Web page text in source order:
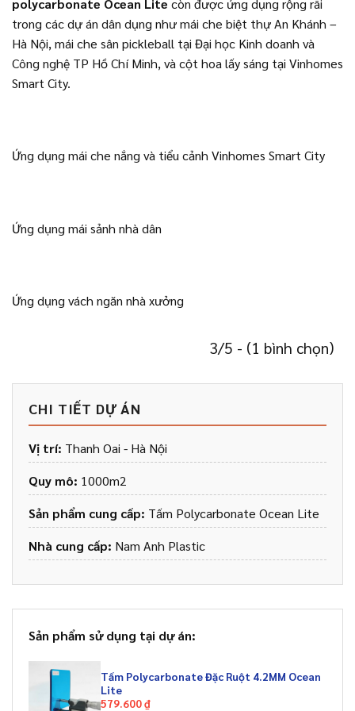
trong các dự án dân dụng như mái che biệt thự An Khánh –
Hà Nội, mái che sân pickleball tại Đại học Kinh doanh và
Công nghệ TP Hồ Chí Minh, và cột hoa lấy sáng tại Vinhomes
Smart City.
Ứng dụng mái che nắng và tiểu cảnh Vinhomes Smart City
Ứng dụng mái sảnh nhà dân
Ứng dụng vách ngăn nhà xưởng
3/5 - (1 bình chọn)
CHI TIẾT DỰ ÁN
Vị trí: Thanh Oai - Hà Nội
Quy mô: 1000m2
Sản phẩm cung cấp: Tấm Polycarbonate Ocean Lite
Nhà cung cấp: Nam Anh Plastic
Sản phẩm sử dụng tại dự án:
Tấm Polycarbonate Đặc Ruột 4.2MM Ocean
Lite
579.600₫